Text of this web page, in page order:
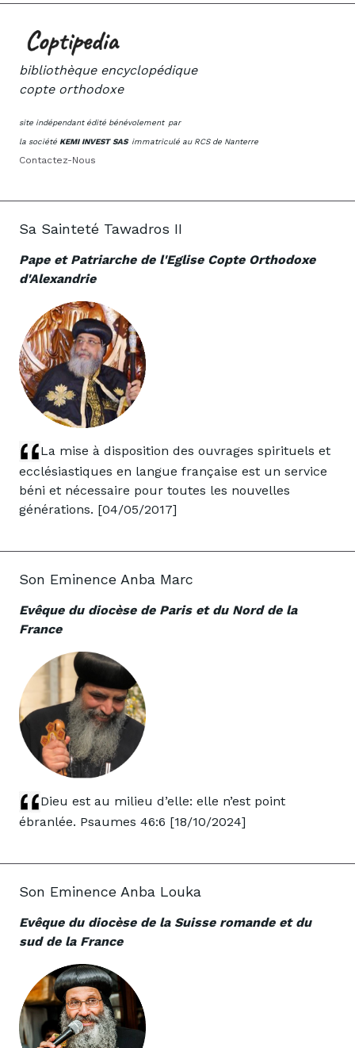
bibliothèque encyclopédique
copte orthodoxe
site indépendant édité bénévolement par
la société KEMI INVEST SAS immatriculé au RCS de Nanterre
Contactez-Nous
Sa Sainteté Tawadros II
Pape et Patriarche de l'Eglise Copte Orthodoxe
d'Alexandrie
La mise à disposition des ouvrages spirituels et
ecclésiastiques en langue française est un service
béni et nécessaire pour toutes les nouvelles
générations. [04/05/2017]
Son Eminence Anba Marc
Evêque du diocèse de Paris et du Nord de la
France
Dieu est au milieu d’elle: elle n’est point
ébranlée. Psaumes 46:6 [18/10/2024]
Son Eminence Anba Louka
Evêque du diocèse de la Suisse romande et du
sud de la France